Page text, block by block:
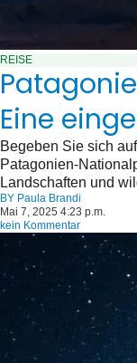
REISE
Eine
Begeben Sie sich
Patagonien-
Landschaften und
BY Paula Brandi
Mai 7, 2025 4:23 p.m.
kein Kommentar